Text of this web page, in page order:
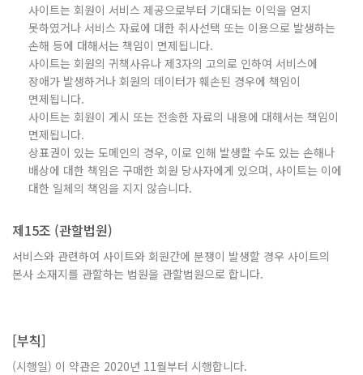
사이트는 회원이 서비스 제공으로부터 기대되는 이익을 얻지
못하였거나 서비스 자료에 대한 취사선택 또는 이용으로 발생하는
손해 등에 대해서는 책임이 면제됩니다.
사이트는 회원의 귀책사유나 제3자의 고의로 인하여 서비스에
장애가 발생하거나 회원의 데이터가 훼손된 경우에 책임이
면제됩니다.
사이트는 회원이 게시 또는 전송한 자료의 내용에 대해서는 책임이
면제됩니다.
상표권이 있는 도메인의 경우, 이로 인해 발생할 수도 있는 손해나
배상에 대한 책임은 구매한 회원 당사자에게 있으며, 사이트는 이에
대한 일체의 책임을 지지 않습니다.
제15조 (관할법원)
서비스와 관련하여 사이트와 회원간에 분쟁이 발생할 경우 사이트의
본사 소재지를 관할하는 법원을 관할법원으로 합니다.
[부칙]
(시행일) 이 약관은 2020년 11월부터 시행합니다.